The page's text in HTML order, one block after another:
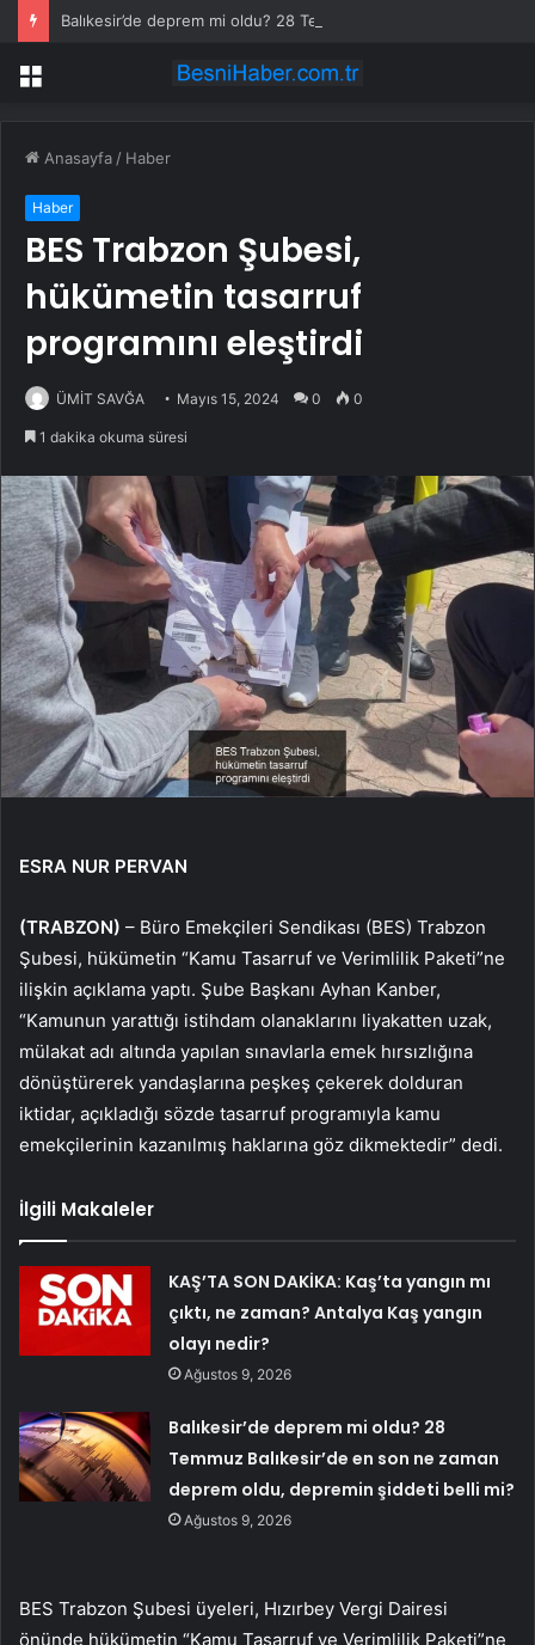
Menü
Anasayfa / Haber
Haber
BES Trabzon Şubesi,
hükümetin tasarruf
programını eleştirdi
ÜMİT SAVĞA Mayıs 15, 2024 0 0
1 dakika okuma süresi
ESRA NUR PERVAN
(TRABZON) – Büro Emekçileri Sendikası (BES) Trabzon
Şubesi, hükümetin “Kamu Tasarruf ve Verimlilik Paketi”ne
ilişkin açıklama yaptı. Şube Başkanı Ayhan Kanber,
“Kamunun yarattığı istihdam olanaklarını liyakatten uzak,
mülakat adı altında yapılan sınavlarla emek hırsızlığına
dönüştürerek yandaşlarına peşkeş çekerek dolduran
iktidar, açıkladığı sözde tasarruf programıyla kamu
emekçilerinin kazanılmış haklarına göz dikmektedir” dedi.
İlgili Makaleler
KAŞ’TA SON DAKİKA: Kaş’ta yangın mı
çıktı, ne zaman? Antalya Kaş yangın
olayı nedir?
Ağustos 9, 2026
Balıkesir’de deprem mi oldu? 28
Temmuz Balıkesir’de en son ne zaman
deprem oldu, depremin şiddeti belli mi?
Ağustos 9, 2026
BES Trabzon Şubesi üyeleri, Hızırbey Vergi Dairesi
önünde hükümetin “Kamu Tasarruf ve Verimlilik Paketi”ne